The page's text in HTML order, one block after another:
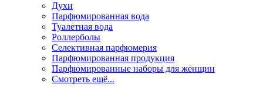
Духи
Парфюмированная вода
Туалетная вода
Роллерболы
Селективная парфюмерия
Парфюмированная продукция
Парфюмированные наборы для женщин
Смотреть ещё...